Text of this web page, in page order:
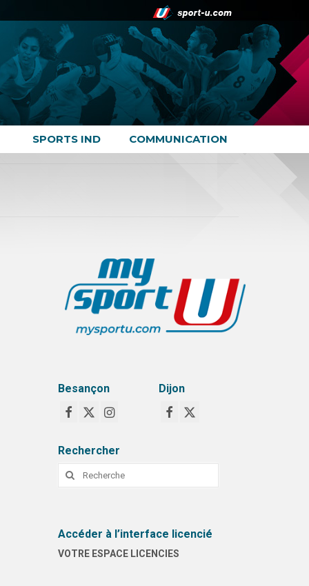
SPORTS IND COMMUNICATION
Besançon Dijon
Rechercher
Rechercher
Accéder à l’interface licencié
VOTRE ESPACE LICENCIES